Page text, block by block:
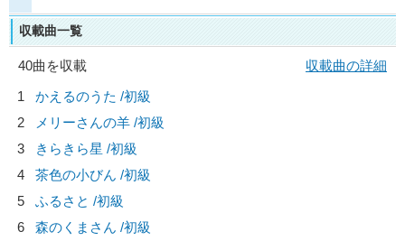
収載曲一覧
40曲を収載
収載曲の詳細
1
かえるのうた /初級
2
メリーさんの羊 /初級
3
きらきら星 /初級
4
茶色の小びん /初級
5
ふるさと /初級
6
森のくまさん /初級